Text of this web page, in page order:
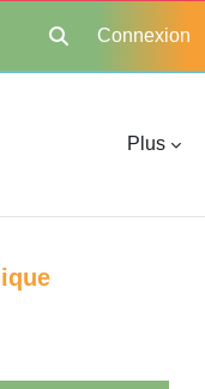
Activer/
Connexion
Plus